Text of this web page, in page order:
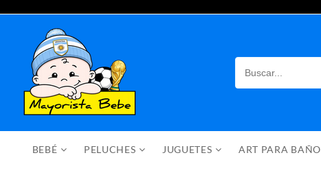
BEBÉ PELUCHES JUGUETES ART PARA BAÑO